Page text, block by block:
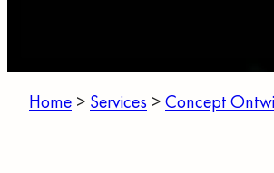
Home > Services >Concept